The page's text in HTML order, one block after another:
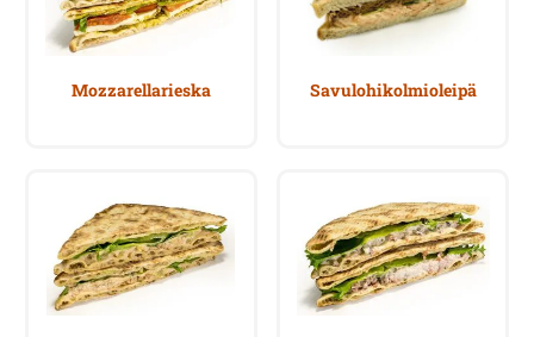
Mozzarellarieska Savulohikolmioleipä